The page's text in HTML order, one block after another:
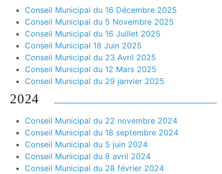
Conseil Municipal du 16 Décembre 2025
Conseil Municipal du 5 Novembre 2025
Conseil Municipal du 16 Juillet 2025
Conseil Municipal 18 Juin 2025
Conseil Municipal du 23 Avril 2025
Conseil Municipal du 12 Mars 2025
Conseil Municipal du 29 janvier 2025
2024
Conseil Municipal du 22 novembre 2024
Conseil Municipal du 18 septembre 2024
Conseil Municipal du 5 juin 2024
Conseil Municipal du 8 avril 2024
Conseil Municipal du 28 février 2024